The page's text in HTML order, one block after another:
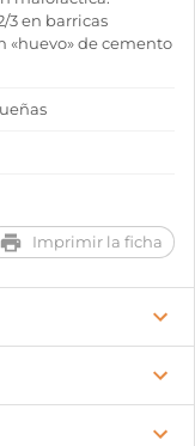
3 en barricas
«huevo» de cemento
Imprimir la ficha